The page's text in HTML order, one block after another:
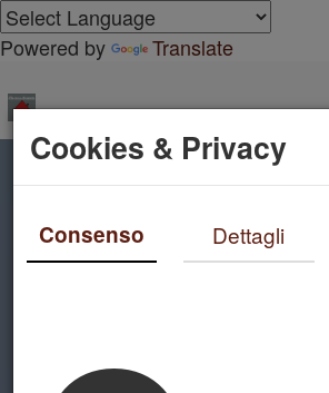
Powered by Translate
Cookies & Privacy
Consenso Dettagli